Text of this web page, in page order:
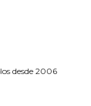
desde 2006